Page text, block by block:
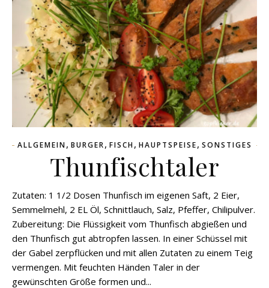
ALLGEMEIN, BURGER, FISCH, HAUPTSPEISE, SONSTIGES
Thunfischtaler
Zutaten: 1 1/2 Dosen Thunfisch im eigenen Saft, 2 Eier,
Semmelmehl, 2 EL Öl, Schnittlauch, Salz, Pfeffer, Chilipulver.
Zubereitung: Die Flüssigkeit vom Thunfisch abgießen und
den Thunfisch gut abtropfen lassen. In einer Schüssel mit
der Gabel zerpflücken und mit allen Zutaten zu einem Teig
vermengen. Mit feuchten Händen Taler in der
gewünschten Größe formen und...